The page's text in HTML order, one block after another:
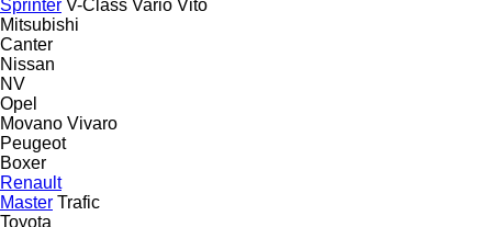
Sprinter V-Class Vario Vito
Mitsubishi
Canter
Nissan
NV
Opel
Movano Vivaro
Peugeot
Boxer
Renault
Master Trafic
Toyota